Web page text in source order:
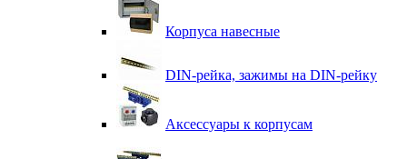
Корпуса навесные
DIN-рейка, зажимы на DIN-рейку
Аксессуары к корпусам